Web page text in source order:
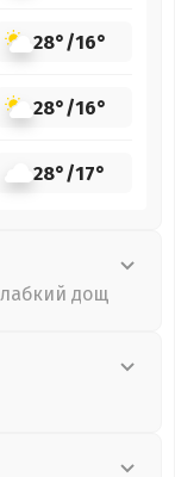
28°/16°
28°/16°
28°/17°
дощ